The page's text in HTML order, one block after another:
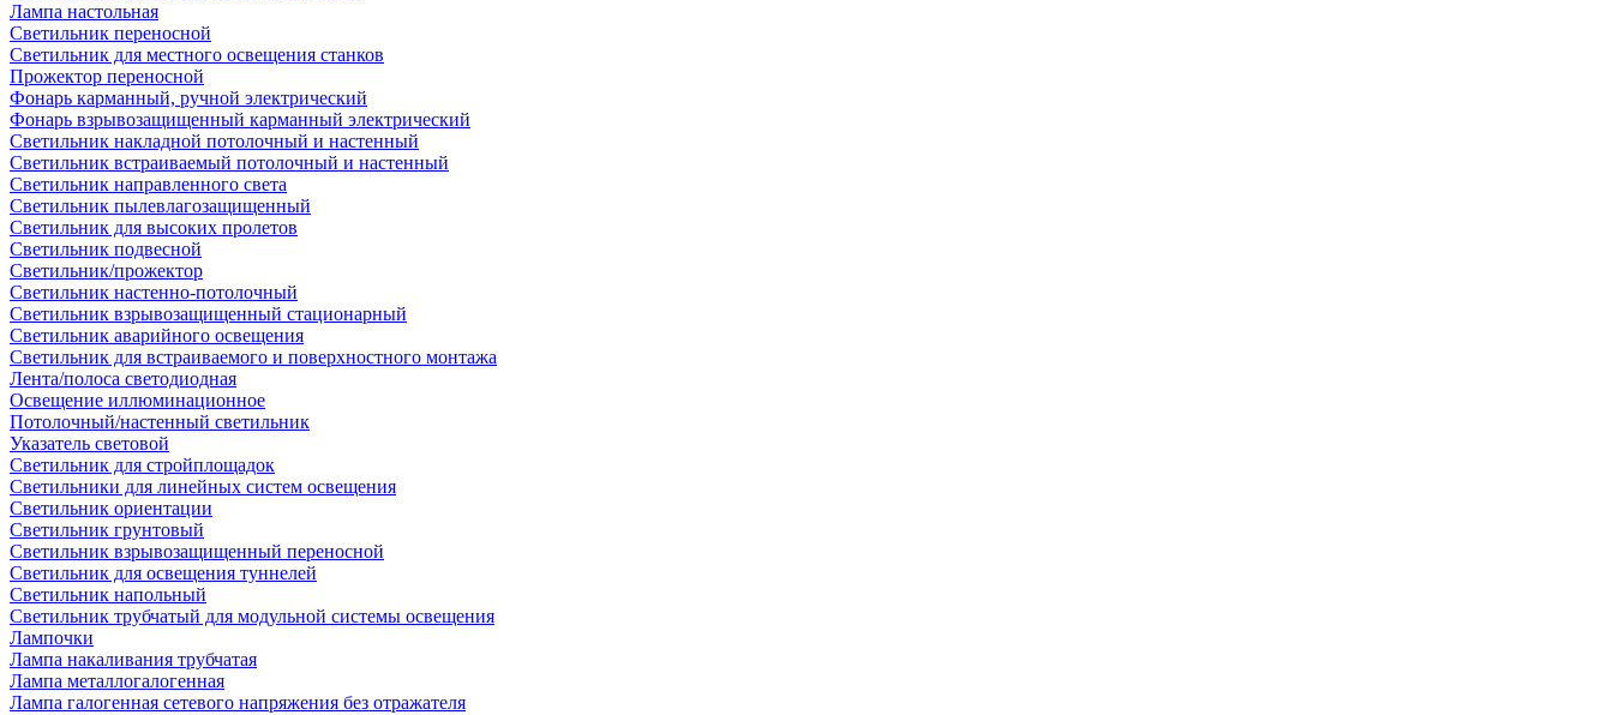
Лампа настольная
Светильник переносной
Светильник для местного освещения станков
Прожектор переносной
Фонарь карманный, ручной электрический
Фонарь взрывозащищенный карманный электрический
Светильник накладной потолочный и настенный
Светильник встраиваемый потолочный и настенный
Светильник направленного света
Светильник пылевлагозащищенный
Светильник для высоких пролетов
Светильник подвесной
Светильник/прожектор
Светильник настенно-потолочный
Светильник взрывозащищенный стационарный
Светильник аварийного освещения
Светильник для встраиваемого и поверхностного монтажа
Лента/полоса светодиодная
Освещение иллюминационное
Потолочный/настенный светильник
Указатель световой
Светильник для стройплощадок
Светильники для линейных систем освещения
Светильник ориентации
Светильник грунтовый
Светильник взрывозащищенный переносной
Светильник для освещения туннелей
Светильник напольный
Светильник трубчатый для модульной системы освещения
Лампочки
Лампа накаливания трубчатая
Лампа металлогалогенная
Лампа галогенная сетевого напряжения без отражателя